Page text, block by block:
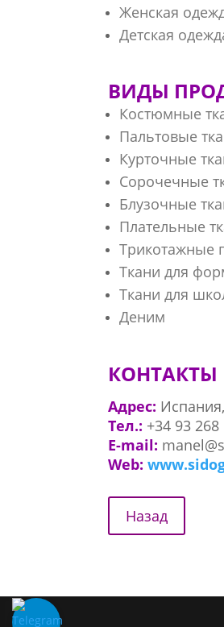
Женская
Детская
ВИДЫ
Костюмные
Пальтовые
Курточные
Сорочечные
Блузочные
Плательные
Трикотажные
Ткани для
Ткани для
Деним
КОНТАКТЫ
Адрес:
Тел.: +34 93 268
E-mail:
Web: